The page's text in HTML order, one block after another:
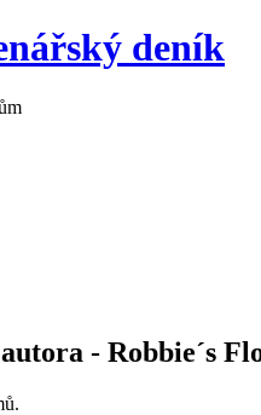
deník
- Robbie´s